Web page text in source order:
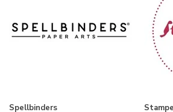
Spellbinders